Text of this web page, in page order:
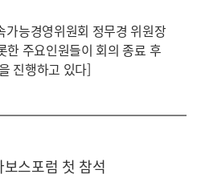
가능경영위원회 정무경 위원장
한 주요인원들이 회의 종료 후
진행하고 있다]
스포럼 첫 참석